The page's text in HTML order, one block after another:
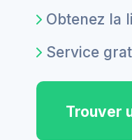
Obtenez la
Service
Trouver